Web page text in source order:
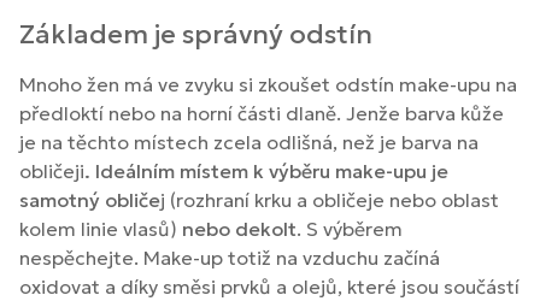
Základem je správný odstín
Mnoho žen má ve zvyku si zkoušet odstín make-upu na
předloktí nebo na horní části dlaně. Jenže barva kůže
je na těchto místech zcela odlišná, než je barva na
obličeji. Ideálním místem k výběru make-upu je
samotný obličej (rozhraní krku a obličeje nebo oblast
kolem linie vlasů) nebo dekolt. S výběrem
nespěchejte. Make-up totiž na vzduchu začíná
oxidovat a díky směsi prvků a olejů, které jsou součástí